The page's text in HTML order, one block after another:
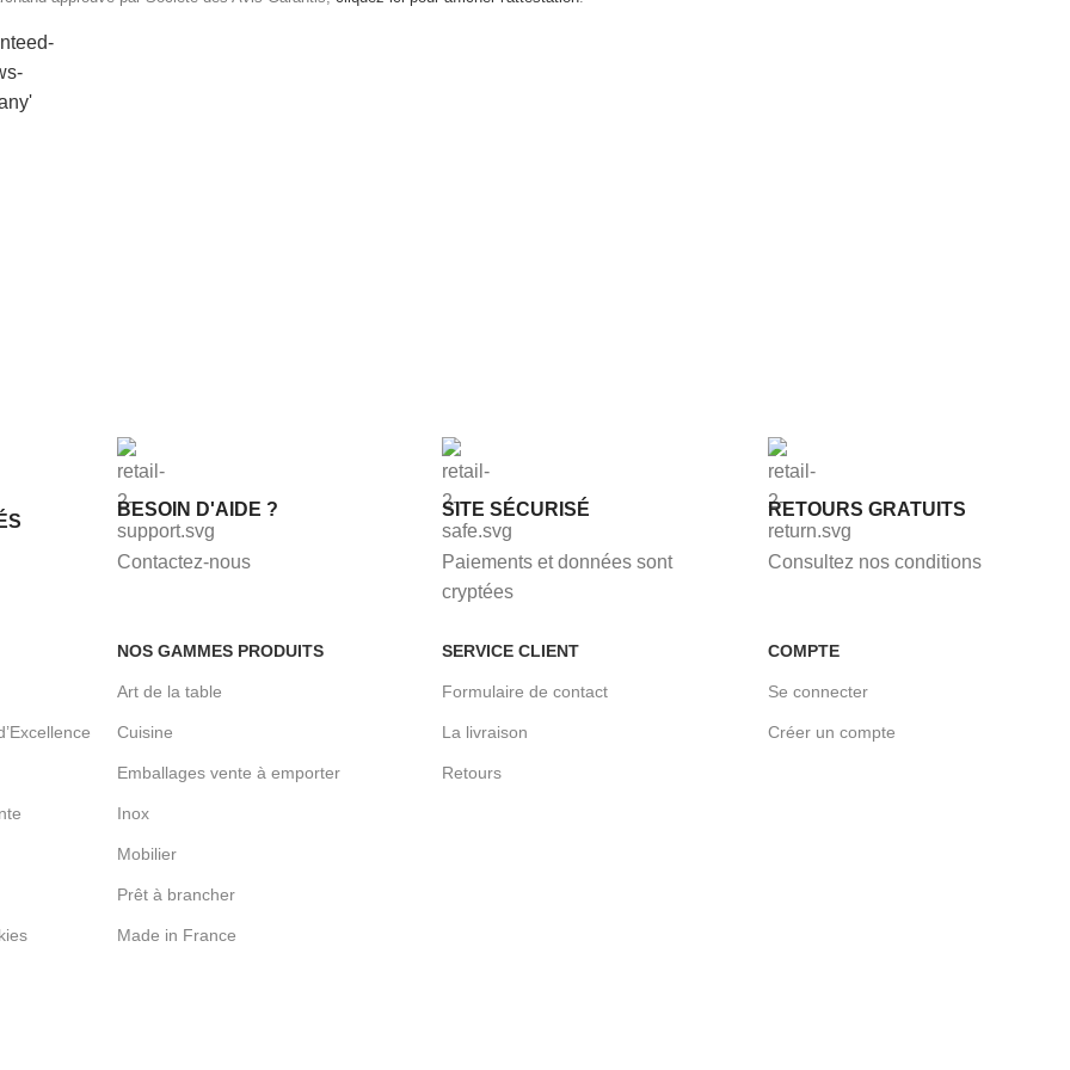
BESOIN D'AIDE ?
Contactez-nous
SITE SÉCURISÉ
Paiements et données sont
cryptées
RETOURS GRATUITS
Consultez nos conditions
NOS GAMMES PRODUITS
Art de la table
Cuisine
Emballages vente à emporter
Inox
Mobilier
Prêt à brancher
Made in France
SERVICE CLIENT
Formulaire de contact
La livraison
Retours
COMPTE
Se connecter
Créer un compte